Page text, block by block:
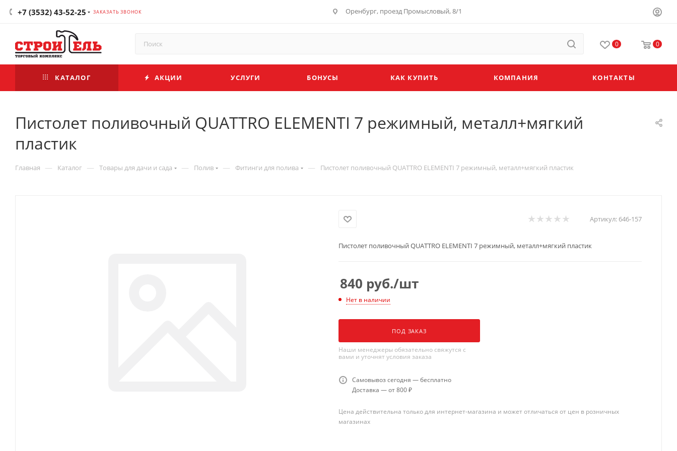
+7 (3532) 43-52-25 ЗАКАЗАТЬ ЗВОНОК Оренбург, проезд Промысловый, 8/1
0 0
КАТАЛОГ АКЦИИ УСЛУГИ БОНУСЫ КАК КУПИТЬ КОМПАНИЯ КОНТАКТЫ
Пистолет поливочный QUATTRO ELEMENTI 7 режимный, металл+мягкий
пластик
Главная — Каталог — Товары для дачи и сада — Полив — Фитинги для полива — Пистолет поливочный QUATTRO ELEMENTI 7 режимный, металл+мягкий пластик
Артикул: 646-157
Пистолет поливочный QUATTRO ELEMENTI 7 режимный, металл+мягкий пластик
840 руб./шт
Нет в наличии
ПОД ЗАКАЗ
Наши менеджеры обязательно свяжутся с
вами и уточнят условия заказа
Самовывоз сегодня — бесплатно
Доставка — от 800 ₽
Цена действительна только для интернет-магазина и может отличаться от цен в розничных
магазинах